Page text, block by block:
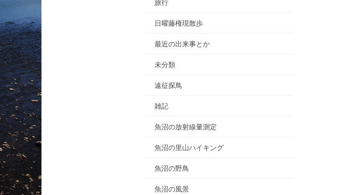
旅行
日曜藤権現散歩
最近の出来事とか
未分類
遠征探鳥
雑記
魚沼の放射線量測定
魚沼の里山ハイキング
魚沼の野鳥
魚沼の風景